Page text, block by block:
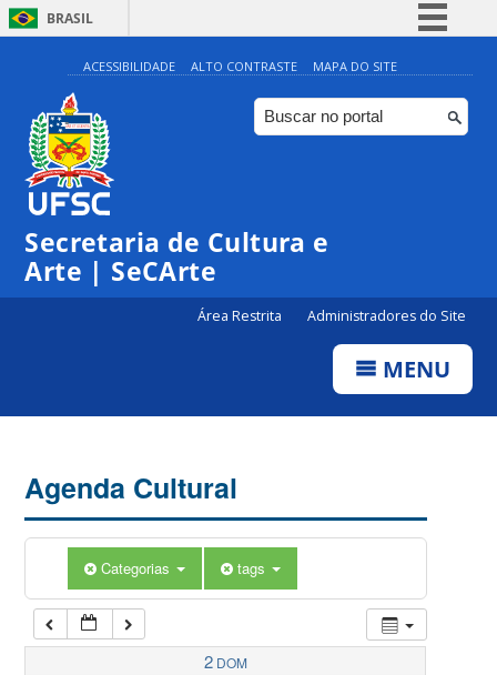
BRASIL
Simplifique!
Comunica BR
Participe
ACESSIBILIDADE ALTO CONTRASTE MAPA DO SITE
Secretaria de Cultura e
Arte | SeCArte
Área Restrita Administradores do Site
MENU
Agenda Cultural
Categorias tags
2 DOM
0:00
1:00
5:00
7:00